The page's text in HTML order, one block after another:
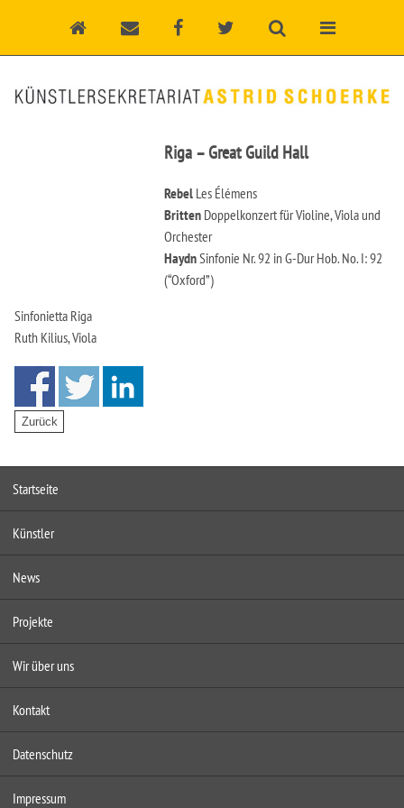
Riga – Great Guild Hall
Rebel Les Élémens
Britten Doppelkonzert für Violine, Viola und
Orchester
HaydnSinfonie Nr. 92 in G-Dur Hob. No. I: 92
(“Oxford”)
Sinfonietta Riga
Ruth Kilius, Viola
Startseite
Künstler
News
Projekte
Wir über uns
Kontakt
Datenschutz
Impressum